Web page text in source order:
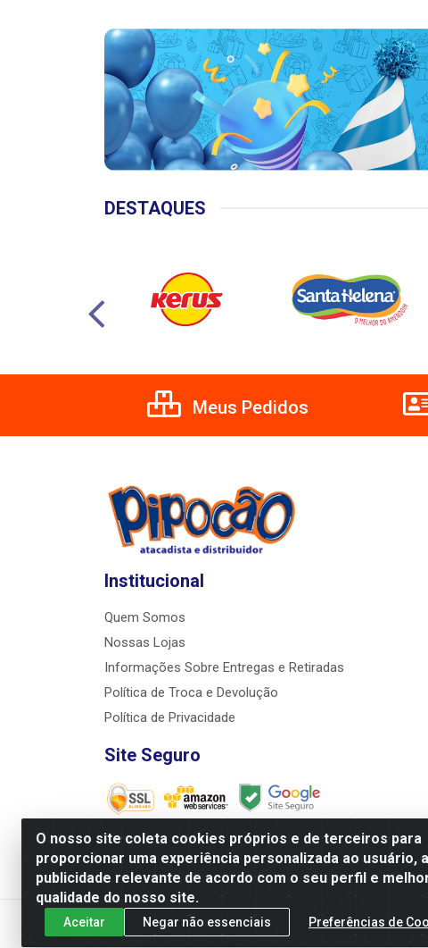
DESTAQUES
O nosso site coleta cookies próprios e de terceiros para
proporcionar uma experiência personalizada ao usuário,
publicidade relevante de acordo com o seu perfil e
qualidade do nosso site.
Aceitar Negar não essenciais Preferências de
Meus Pedidos
Institucional
Quem Somos
Nossas Lojas
Informações Sobre Entregas e Retiradas
Política de Troca e Devolução
Política de Privacidade
Site Seguro
JRS Distribuição e Logística LTDA - Rua Antônio do